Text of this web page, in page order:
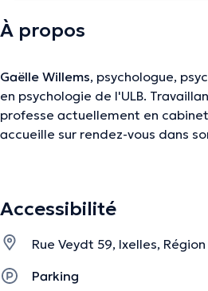
À propos
Gaëlle Willems, psychologue,
en psychologie de l'ULB.
professe actuellement en
accueille sur rendez-vous dans
La description a été éditée par l'équipe de
Accessibilité
Rue Veydt 59, Ixelles,
Parking